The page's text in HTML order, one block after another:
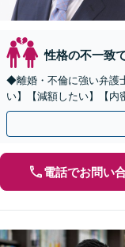
性格の不一致
◆離婚・不倫に強い弁護
い】【減額したい】【内
電話でお問い